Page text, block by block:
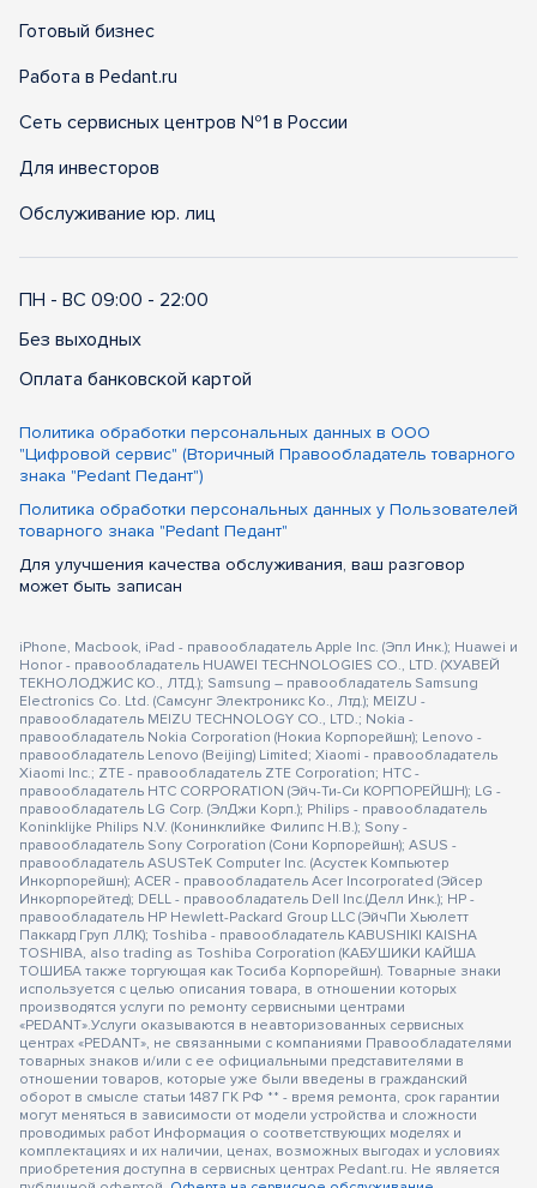
Готовый бизнес
Работа в Pedant.ru
Сеть сервисных центров №1 в России
Для инвесторов
Обслуживание юр. лиц
ПН - ВС 09:00 - 22:00
Без выходных
Оплата банковской картой
Политика обработки персональных данных в ООО
"Цифровой сервис" (Вторичный Правообладатель товарного
знака "Pedant Педант")
Политика обработки персональных данных у Пользователей
товарного знака "Pedant Педант"
Для улучшения качества обслуживания, ваш разговор
может быть записан
iPhone, Macbook, iPad - правообладатель Apple Inc. (Эпл Инк.); Huawei и
Honor - правообладатель HUAWEI TECHNOLOGIES CO., LTD. (ХУАВЕЙ
ТЕКНОЛОДЖИС КО., ЛТД.); Samsung – правообладатель Samsung
Electronics Co. Ltd. (Самсунг Электроникс Ко., Лтд.); MEIZU -
правообладатель MEIZU TECHNOLOGY CO., LTD.; Nokia -
правообладатель Nokia Corporation (Нокиа Корпорейшн); Lenovo -
правообладатель Lenovo (Beijing) Limited; Xiaomi - правообладатель
Xiaomi Inc.; ZTE - правообладатель ZTE Corporation; HTC -
правообладатель HTC CORPORATION (Эйч-Ти-Си КОРПОРЕЙШН); LG -
правообладатель LG Corp. (ЭлДжи Корп.); Philips - правообладатель
Koninklijke Philips N.V. (Конинклийке Филипс Н.В.); Sony -
правообладатель Sony Corporation (Сони Корпорейшн); ASUS -
правообладатель ASUSTeK Computer Inc. (Асустек Компьютер
Инкорпорейшн); ACER - правообладатель Acer Incorporated (Эйсер
Инкорпорейтед); DELL - правообладатель Dell Inc.(Делл Инк.); HP -
правообладатель HP Hewlett-Packard Group LLC (ЭйчПи Хьюлетт
Паккард Груп ЛЛК); Toshiba - правообладатель KABUSHIKI KAISHA
TOSHIBA, also trading as Toshiba Corporation (КАБУШИКИ КАЙША
ТОШИБА также торгующая как Тосиба Корпорейшн). Товарные знаки
используется с целью описания товара, в отношении которых
производятся услуги по ремонту сервисными центрами
«PEDANT».Услуги оказываются в неавторизованных сервисных
центрах «PEDANT», не связанными с компаниями Правообладателями
товарных знаков и/или с ее официальными представителями в
отношении товаров, которые уже были введены в гражданский
оборот в смысле статьи 1487 ГК РФ ** - время ремонта, срок гарантии
могут меняться в зависимости от модели устройства и сложности
проводимых работ Информация о соответствующих моделях и
комплектациях и их наличии, ценах, возможных выгодах и условиях
приобретения доступна в сервисных центрах Pedant.ru. Не является